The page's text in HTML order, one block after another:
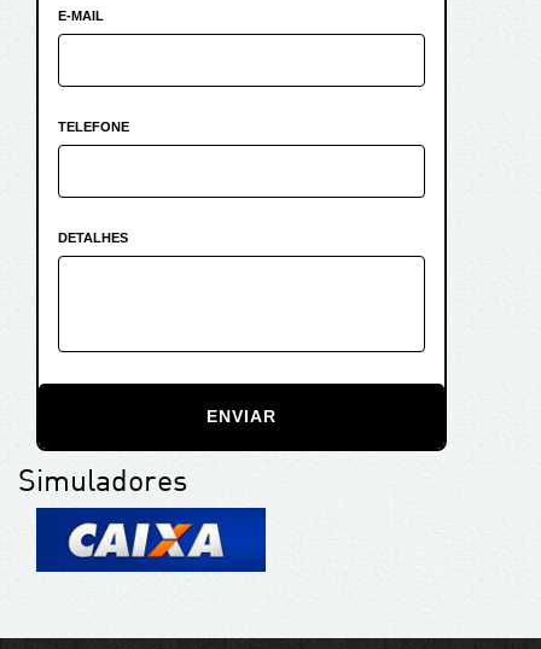
E-MAIL
TELEFONE
DETALHES
ENVIAR
Simuladores